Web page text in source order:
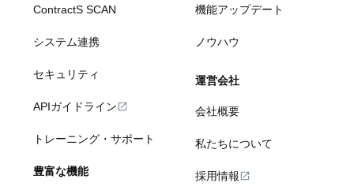
ContractS SCAN
システム連携
セキュリティ
APIガイドライン
トレーニング・サポート
豊富な機能
機能アップデート
ノウハウ
運営会社
会社概要
私たちについて
採用情報